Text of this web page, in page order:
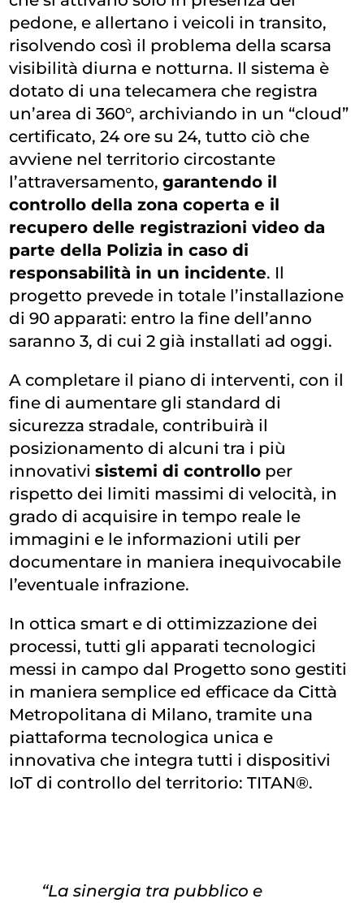
pedone, e allertano i veicoli in transito,
risolvendo così il problema della scarsa
visibilità diurna e notturna. Il sistema è
dotato di una telecamera che registra
un’area di 360°, archiviando in un “cloud”
certificato, 24 ore su 24, tutto ciò che
avviene nel territorio circostante
l’attraversamento,garantendo il
controllo della zona coperta e il
recupero delle registrazioni video da
parte della Polizia in caso di
responsabilità in un incidente. Il
progetto prevede in totale l’installazione
di 90 apparati: entro la fine dell’anno
saranno 3, di cui 2 già installati ad oggi.
A completare il piano di interventi, con il
fine di aumentare gli standard di
sicurezza stradale, contribuirà il
posizionamento di alcuni tra i più
innovativisistemi di controllo per
rispetto dei limiti massimi di velocità, in
grado di acquisire in tempo reale le
immagini e le informazioni utili per
documentare in maniera inequivocabile
l’eventuale infrazione.
In ottica smart e di ottimizzazione dei
processi, tutti gli apparati tecnologici
messi in campo dal Progetto sono gestiti
in maniera semplice ed efficace da Città
Metropolitana di Milano, tramite una
piattaforma tecnologica unica e
innovativa che integra tutti i dispositivi
IoT di controllo del territorio: TITAN®.
“La sinergia tra pubblico e